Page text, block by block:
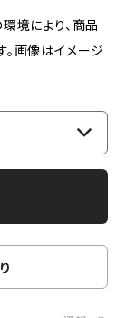
境により、商品
画像はイメージ